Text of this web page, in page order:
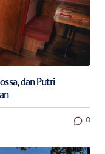
dan Putri
0